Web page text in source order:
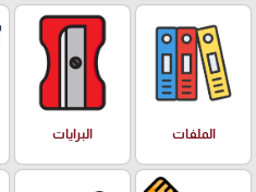
الملفات البرايات